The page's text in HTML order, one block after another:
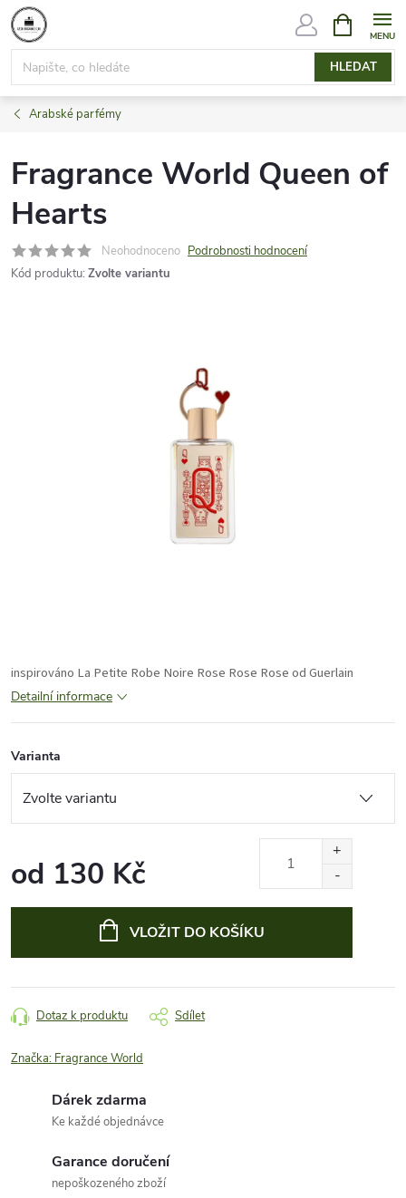
Přejít
na
obsah
HLEDAT
NÁKUPNÍ
KOŠÍK
Arabské parfémy
Fragrance World Queen of
Hearts
Neohodnoceno Podrobnosti hodnocení
Kód produktu: Zvolte variantu
inspirováno La Petite Robe Noire Rose Rose Rose od Guerlain
Detailní informace
Varianta
od 130 Kč
VLOŽIT DO KOŠÍKU
Dotaz k produktu Sdílet
Značka: Fragrance World
Dárek zdarma
Ke každé objednávce
Garance doručení
nepoškozeného zboží